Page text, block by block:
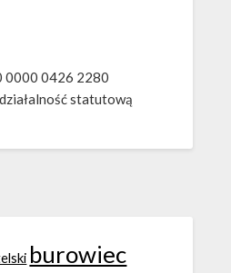
0000 0426 2280
statutową
burowiec